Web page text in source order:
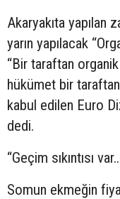
Akaryakıta yapılan
yarın yapılacak
“Bir taraftan
hükümet bir taraftan
kabul edilen Euro
dedi.
“Geçim sıkıntısı
Somun ekmeğin